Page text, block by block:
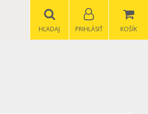
KOŠÍK
PRIHLÁSIŤ
HĽADAJ